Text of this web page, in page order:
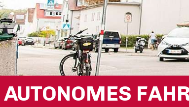
AUTONOMES